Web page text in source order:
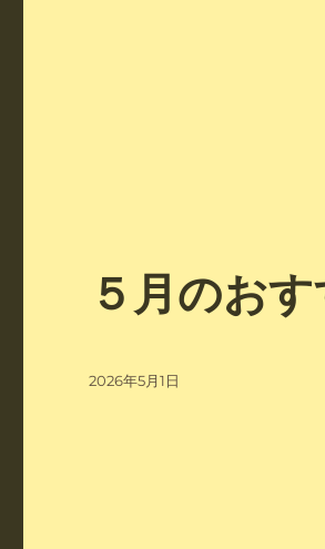
５月のお
投
2026年5月1日